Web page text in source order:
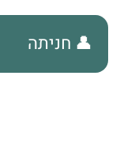
👤 חניתה